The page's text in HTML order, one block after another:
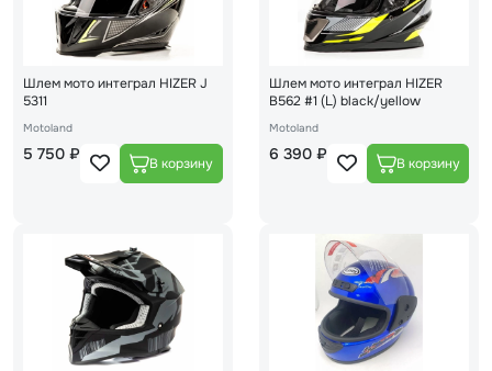
Шлем мото интеграл HIZER J
5311
Motoland
5 750 ₽
Шлем мото интеграл HIZER
B562 #1 (L) black/yellow
Motoland
6 390 ₽